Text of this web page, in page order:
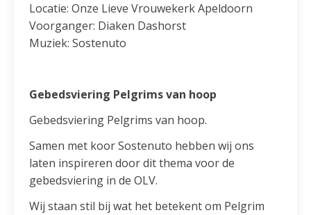
Locatie: Onze Lieve Vrouwekerk Apeldoorn
Voorganger: Diaken Dashorst
Muziek: Sostenuto
Gebedsviering Pelgrims van hoop
Gebedsviering Pelgrims van hoop.
Samen met koor Sostenuto hebben wij ons
laten inspireren door dit thema voor de
gebedsviering in de OLV.
Wij staan stil bij wat het betekent om Pelgrim